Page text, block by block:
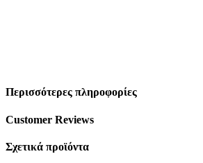
Περισσότερες πληροφορίες
Customer Reviews
Σχετικά προϊόντα